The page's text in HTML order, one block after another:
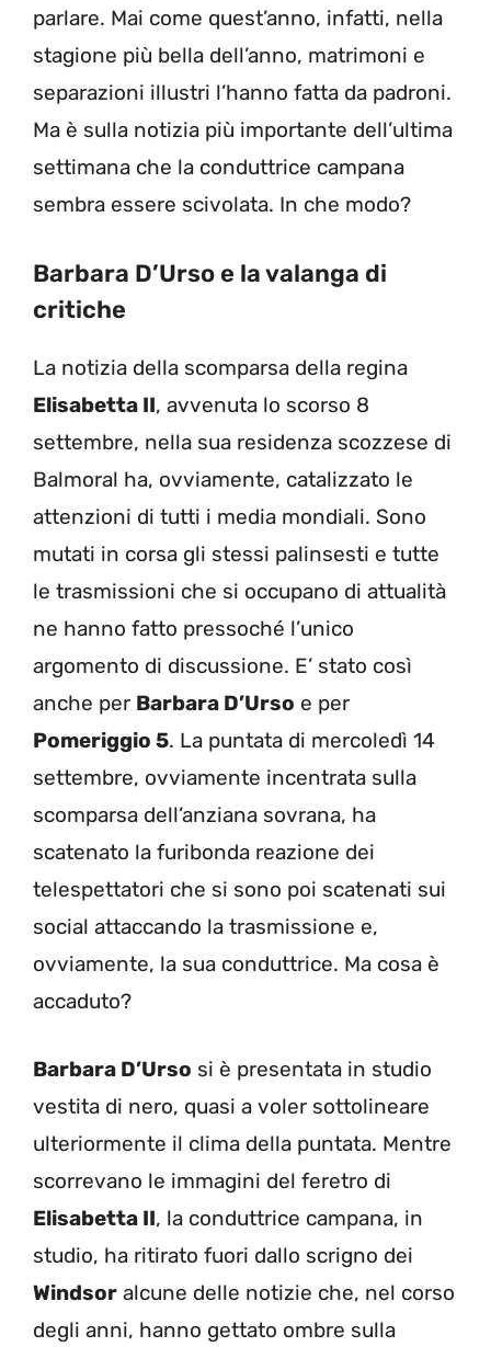
parlare. Mai come quest’anno, infatti, nella
stagione più bella dell’anno, matrimoni e
separazioni illustri l’hanno fatta da padroni.
Ma è sulla notizia più importante dell’ultima
settimana che la conduttrice campana
sembra essere scivolata. In che modo?
Barbara D’Urso e la valanga di
critiche
La notizia della scomparsa della regina
Elisabetta II, avvenuta lo scorso 8
settembre, nella sua residenza scozzese di
Balmoral ha, ovviamente, catalizzato le
attenzioni di tutti i media mondiali. Sono
mutati in corsa gli stessi palinsesti e tutte
le trasmissioni che si occupano di attualità
ne hanno fatto pressoché l’unico
argomento di discussione. E’ stato così
anche per Barbara D’Urso e per
Pomeriggio 5. La puntata di mercoledì 14
settembre, ovviamente incentrata sulla
scomparsa dell’anziana sovrana, ha
scatenato la furibonda reazione dei
telespettatori che si sono poi scatenati sui
social attaccando la trasmissione e,
ovviamente, la sua conduttrice. Ma cosa è
accaduto?
Barbara D’Urso si è presentata in studio
vestita di nero, quasi a voler sottolineare
ulteriormente il clima della puntata. Mentre
scorrevano le immagini del feretro di
Elisabetta II, la conduttrice campana, in
studio, ha ritirato fuori dallo scrigno dei
Windsor alcune delle notizie che, nel corso
degli anni, hanno gettato ombre sulla